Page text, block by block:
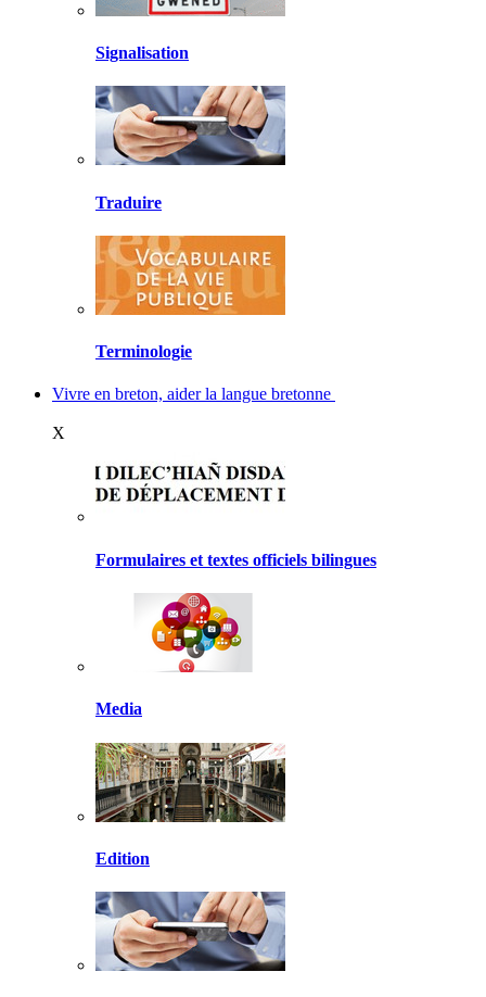
Signalisation
Traduire
Terminologie
Vivre en breton, aider la langue bretonne
X
Formulaires et textes officiels bilingues
Media
Edition